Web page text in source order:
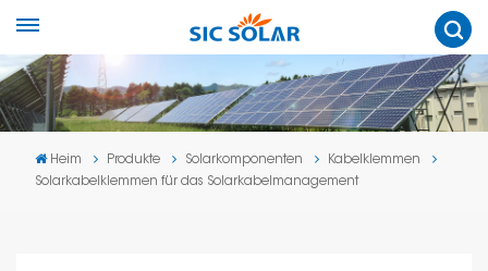
Heim Produkte Solarkomponenten
Kabelklemmen
Solarkabelklemmen für das Solarkabelmanagement